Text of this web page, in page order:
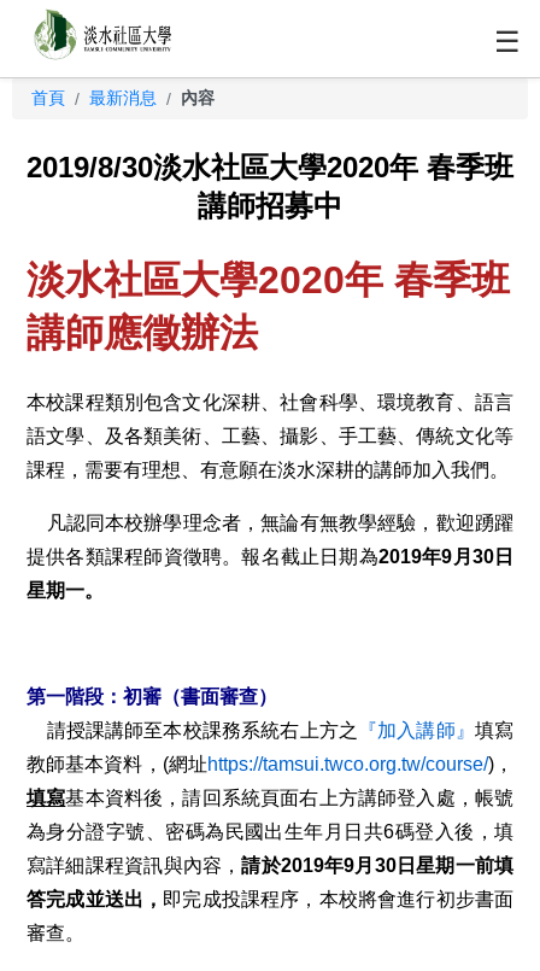
☰
首頁 / 最新消息 / 內容
2019/8/30淡水社區大學2020年 春季班
講師招募中
淡水社區大學2020年 春季班
講師應徵辦法
本校課程類別包含文化深耕、社會科學、環境教育、語言
語文學、及各類美術、工藝、攝影、手工藝、傳統文化等
課程，需要有理想、有意願在淡水深耕的講師加入我們。
凡認同本校辦學理念者，無論有無教學經驗，歡迎踴躍
提供各類課程師資徵聘。報名截止日期為2019年9月30日
星期一。
第一階段：初審（書面審查）
請授課講師至本校課務系統右上方之
『加入講師』 填寫
教師基本資料，(網址https://tamsui.twco.org.tw/course/)，
填寫基本資料後，請回系統頁面右上方講師登入處，帳號
為身分證字號、密碼為民國出生年月日共6碼登入後，填
寫詳細課程資訊與內容，請於2019年9月 30日星期一前填
答完成並送出， 即完成投課程序，本校將會進行初步書面
審查。